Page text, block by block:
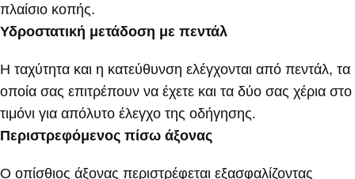
πλαίσιο κοπής.
Υδροστατική μετάδοση με πεντάλ
Η ταχύτητα και η κατεύθυνση ελέγχονται από πεντάλ, τα
οποία σας επιτρέπουν να έχετε και τα δύο σας χέρια στο
τιμόνι για απόλυτο έλεγχο της οδήγησης.
Περιστρεφόμενος πίσω άξονας
Ο οπίσθιος άξονας περιστρέφεται εξασφαλίζοντας